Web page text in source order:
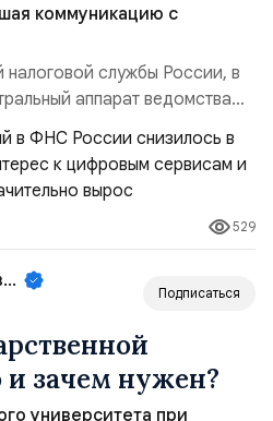
коммуникацию с
службы России, в
аппарат ведомства
граждан и организаций. Из
лица, а 14 % —
запросов, более трёх
электронный сервис
Этот показатель выро...529
Всем о государственном управле...
Подписаться
и зачем нужен?
университета при